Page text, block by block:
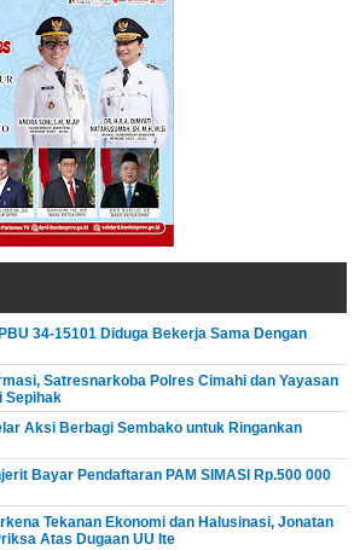
34-15101 Diduga Bekerja Sama Dengan
Satresnarkoba Polres Cimahi dan Yayasan
Sepihak
Aksi Berbagi Sembako untuk Ringankan
Bayar Pendaftaran PAM SIMASI Rp.500 000
Tekanan Ekonomi dan Halusinasi, Jonatan
Atas Dugaan UU Ite